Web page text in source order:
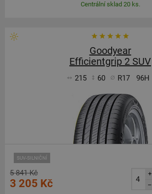
Centrální sklad 20 ks.
Goodyear
Efficientgrip 2 SUV
215 60 R17 96H
SUV-SILNIČNÍ
5 841 Kč
3 205 Kč
+
–